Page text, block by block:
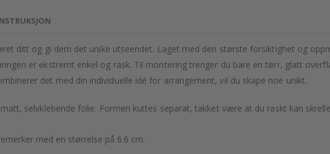
ditt og gi dem det unike utseendet. Laget med den største forsiktighet og
er ekstremt enkel og rask. Til montering trenger du bare en tørr, glatt
det med din individuelle idé for arrangement, vil du skape noe unikt.
selvklebende folie. Formen kuttes separat, takket være at du raskt kan
med en størrelse på 6.6 cm.